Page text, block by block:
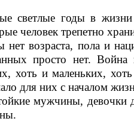
светлые годы в
человек трепетно
возраста, пола и
просто нет. Война
хоть и маленьких,
для них с началом
мужчины,